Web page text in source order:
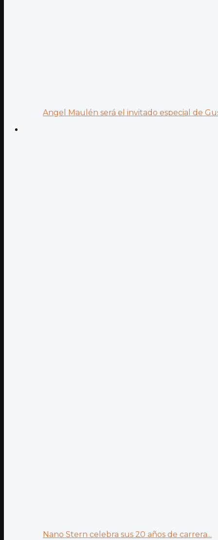
Angel Maulén será el invitado especial de
Nano Stern celebra sus 20 años de carrera...